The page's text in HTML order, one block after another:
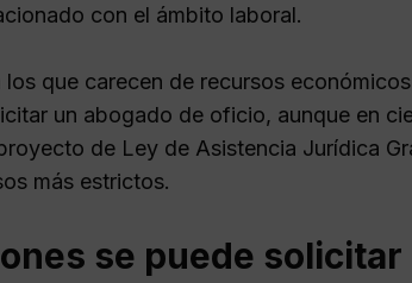
con el ámbito laboral.
los que carecen de recursos
un abogado de oficio, aunque en
de Ley de Asistencia Jurídica
más estrictos.
se puede